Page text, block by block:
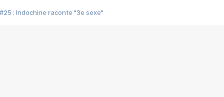
#25 : Indochine raconte "3e sexe"